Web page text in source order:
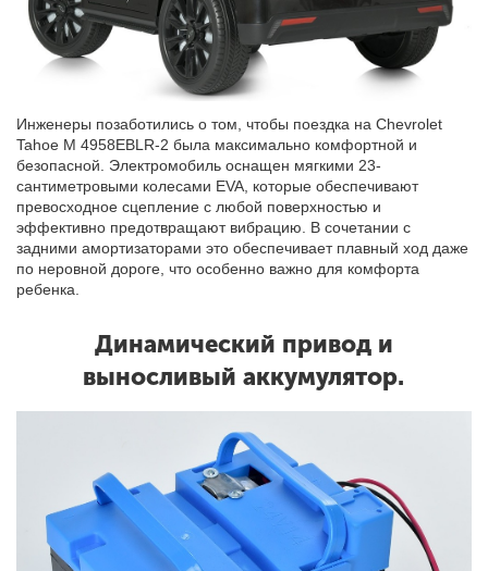
Инженеры позаботились о том, чтобы поездка на Chevrolet
Tahoe M 4958EBLR-2 была максимально комфортной и
безопасной. Электромобиль оснащен мягкими 23-
сантиметровыми колесами EVA, которые обеспечивают
превосходное сцепление с любой поверхностью и
эффективно предотвращают вибрацию. В сочетании с
задними амортизаторами это обеспечивает плавный ход даже
по неровной дороге, что особенно важно для комфорта
ребенка.
Динамический привод и
выносливый аккумулятор.